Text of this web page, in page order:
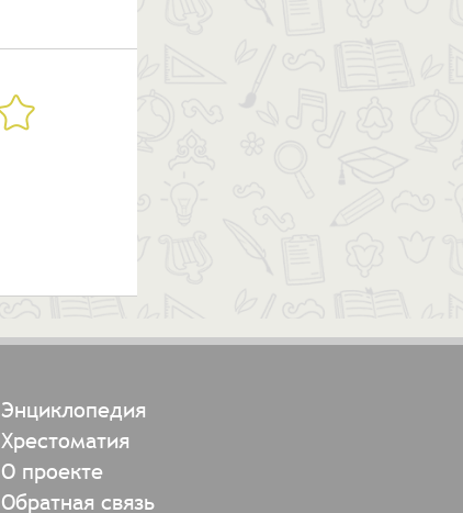
Энциклопедия
Хрестоматия
О проекте
Обратная связь